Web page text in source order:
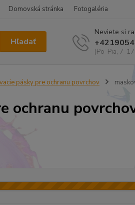
Domovská stránka Fotogaléria
Hľadať
Neviete si
(Po-Pia, 7-
pásky pre ochranu povrchov
ochranu